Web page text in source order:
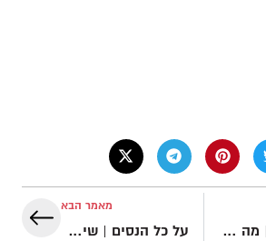
איפה השה? | מה הקשר בין עקדת יצחק לחג הפסח?
מאמר הבא
על כל הנסים | שיר הלל לפסח מאת SOLU